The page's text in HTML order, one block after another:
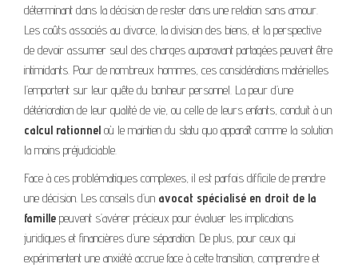
déterminant dans la décision de rester dans une relation sans amour.
Les coûts associés au divorce, la division des biens, et la perspective
de devoir assumer seul des charges auparavant partagées peuvent être
intimidants. Pour de nombreux hommes, ces considérations matérielles
l’emportent sur leur quête du bonheur personnel. La peur d’une
détérioration de leur qualité de vie, ou celle de leurs enfants, conduit à un
calcul rationnel où le maintien du statu quo apparaît comme la solution
la moins préjudiciable.
Face à ces problématiques complexes, il est parfois difficile de prendre
une décision. Les conseils d’un avocat spécialisé en droit de la
famille peuvent s’avérer précieux pour évaluer les implications
juridiques et financières d’une séparation. De plus, pour ceux qui
expérimentent une anxiété accrue face à cette transition, comprendre et